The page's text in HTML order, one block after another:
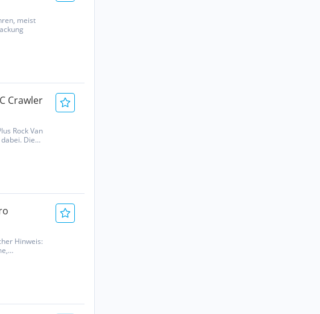
meist
Crawler
Rock Van
Die
Hinweis: